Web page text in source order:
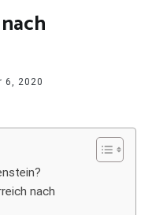
6, 2020
nach